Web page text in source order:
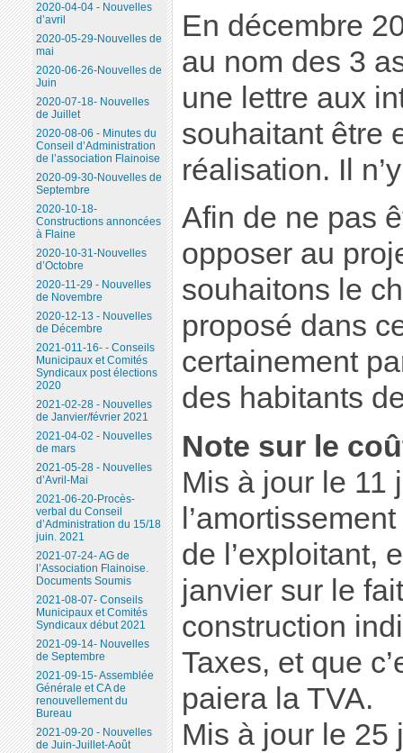
En décembre
au nom des 3
une lettre aux
souhaitant être
réalisation. Il
Afin de ne pas
opposer au
souhaitons le
proposé dans
certainement
des habitants
Note sur le
Mis à jour le 11
de l’exploitant,
janvier sur le
construction
Taxes, et que
paiera la TVA.
Mis à jour le 25
2020-04-04 - Nouvelles
d’avril
2020-05-29-Nouvelles de
mai
2020-06-26-Nouvelles de
Juin
2020-07-18- Nouvelles
de Juillet
2020-08-06 - Minutes du
Conseil d’Administration
de l’association Flainoise
2020-09-30-Nouvelles de
Septembre
2020-10-18-
Constructions annoncées
à Flaine
2020-10-31-Nouvelles
d’Octobre
2020-11-29 - Nouvelles
de Novembre
2020-12-13 - Nouvelles
de Décembre
2021-011-16- - Conseils
Municipaux et Comités
Syndicaux post élections
2020
2021-02-28 - Nouvelles
de Janvier/février 2021
2021-04-02 - Nouvelles
de mars
2021-05-28 - Nouvelles
d’Avril-Mai
2021-06-20-Procès-
verbal du Conseil
d’Administration du 15/18
juin. 2021
2021-07-24- AG de
l’Association Flainoise.
Documents Soumis
2021-08-07- Conseils
Municipaux et Comités
Syndicaux début 2021
2021-09-14- Nouvelles
de Septembre
2021-09-15- Assemblée
Générale et CA de
renouvellement du
Bureau
2021-09-20 - Nouvelles
de Juin-Juillet-Août